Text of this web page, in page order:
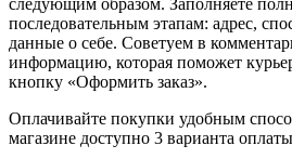
последовательным этапам: адрес,
данные о себе. Советуем в
информацию, которая поможет
кнопку «Оформить заказ».
Оплачивайте покупки удобным
магазине доступно 3 варианта